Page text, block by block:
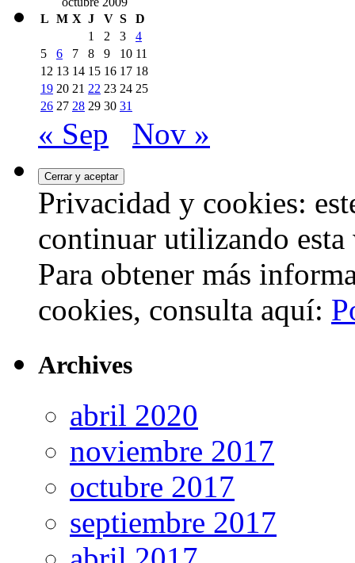
L M X J V S
D
1
2 3
4
5
6 7 8 9 10 11
12 13 14 15 16 17 18
19 20 21 22 23 24 25
26 27 28 29 30 31
« Sep Nov »
Privacidad y cookies:
continuar utilizando esta
Para obtener más
cookies, consulta aquí:
Archives
abril 2020
noviembre 2017
octubre 2017
septiembre 2017